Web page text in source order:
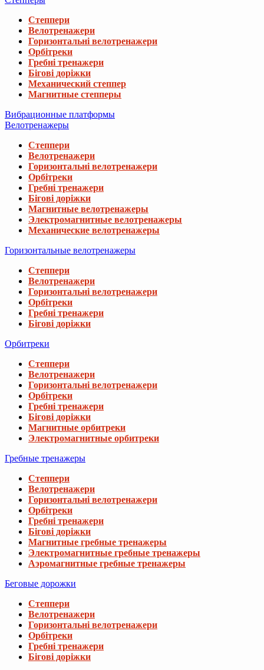
Степпери
Велотренажери
Горизонтальні велотренажери
Орбітреки
Гребні тренажери
Бігові доріжки
Механический степпер
Магнитные степперы
Вибрационные платформы
Велотренажеры
Степпери
Велотренажери
Горизонтальні велотренажери
Орбітреки
Гребні тренажери
Бігові доріжки
Магнитные велотренажеры
Электромагнитные велотренажеры
Механические велотренажеры
Горизонтальные велотренажеры
Степпери
Велотренажери
Горизонтальні велотренажери
Орбітреки
Гребні тренажери
Бігові доріжки
Орбитреки
Степпери
Велотренажери
Горизонтальні велотренажери
Орбітреки
Гребні тренажери
Бігові доріжки
Магнитные орбитреки
Электромагнитные орбитреки
Гребные тренажеры
Степпери
Велотренажери
Горизонтальні велотренажери
Орбітреки
Гребні тренажери
Бігові доріжки
Магнитные гребные тренажеры
Электромагнитные гребные тренажеры
Аэромагнитные гребные тренажеры
Беговые дорожки
Степпери
Велотренажери
Горизонтальні велотренажери
Орбітреки
Гребні тренажери
Бігові доріжки